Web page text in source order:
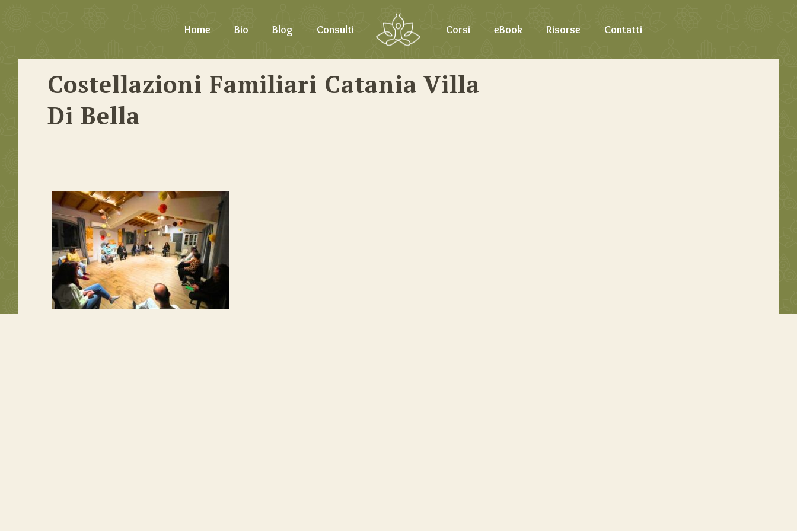
Home Bio Blog Consulti Corsi eBook Risorse Contatti
Costellazioni Familiari Catania Villa
Di Bella